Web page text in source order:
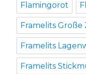
Flamingorot
Framelits Große
Framelits
Framelits